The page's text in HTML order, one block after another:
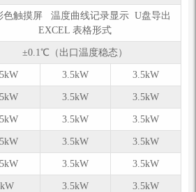
色触摸屏 温度曲线记录显示 U盘导出
EXCEL 表格形式
±0.1℃（出口温度稳态）
3.5kW 3.5kW
3.5kW 3.5kW
3.5kW 3.5kW
3.5kW 3.5kW
3.5kW 3.5kW
3.5kW 3.5kW